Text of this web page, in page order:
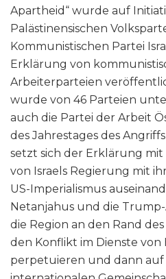
Apartheid“ wurde auf
Palästinensischen
Kommunistischen Partei
Erklärung von
Arbeiterparteien
wurde von 46 Parteien
auch die Partei der Arbeit
des Jahrestages des
setzt sich der Erklärung
von Israels Regierung mit
US-Imperialismus
Netanjahus und die
die Region an den Rand
den Konflikt im Dienste
perpetuieren und dann auf